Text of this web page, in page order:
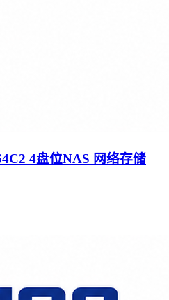
4盘位NAS 网络存储